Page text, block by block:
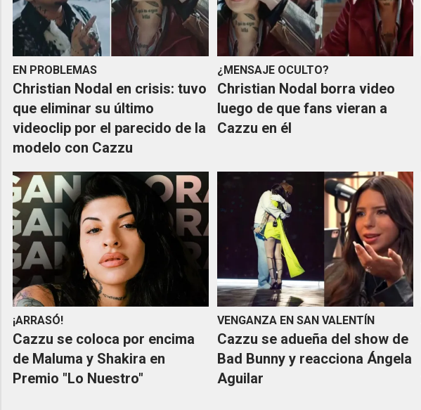
EN PROBLEMAS
Christian Nodal en crisis: tuvo
que eliminar su último
videoclip por el parecido de la
modelo con Cazzu
¿MENSAJE OCULTO?
Christian Nodal borra video
luego de que fans vieran a
Cazzu en él
¡ARRASÓ!
Cazzu se coloca por encima
de Maluma y Shakira en
Premio "Lo Nuestro"
VENGANZA EN SAN VALENTÍN
Cazzu se adueña del show de
Bad Bunny y reacciona Ángela
Aguilar